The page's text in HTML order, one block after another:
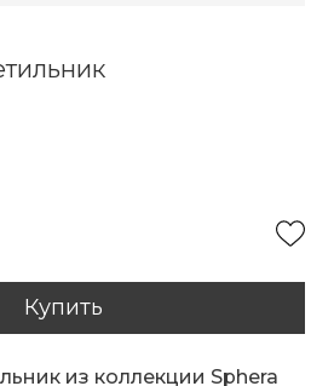
Купить
из коллекции Sphera